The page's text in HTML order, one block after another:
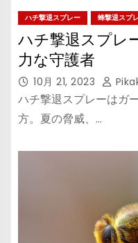
ハチ撃退スプレー 蜂撃退スプ
ハチ撃退スプレ
力な守護者
10月 21, 2023
ハチ撃退スプレーはガ
方。夏の脅威、…